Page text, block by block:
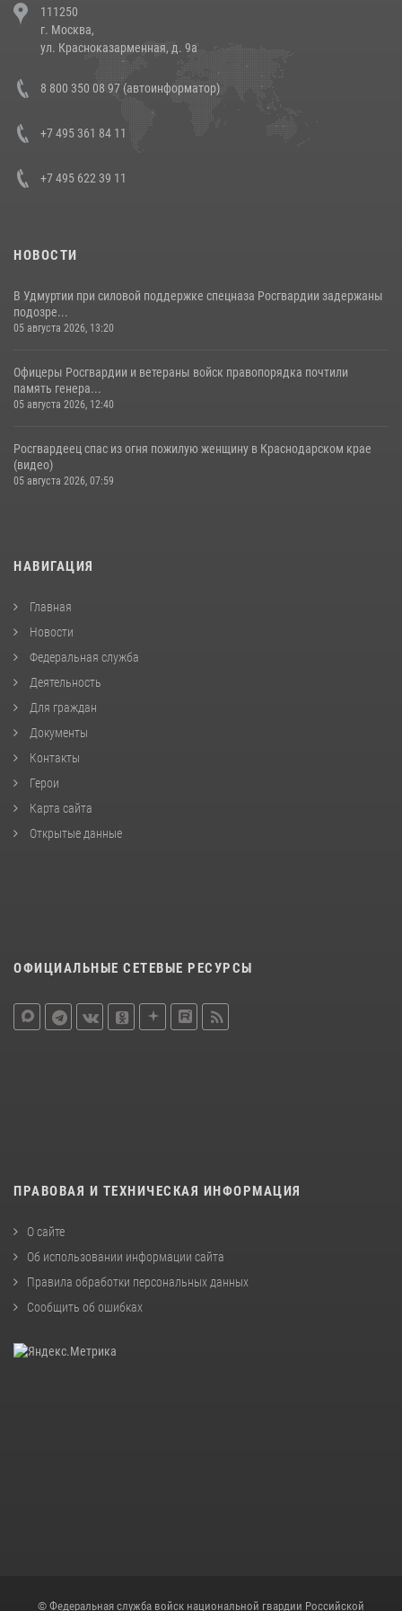
напавших на бригаду скорой помощи (видео)
14 июля 2026, 12:20
В Росгвардии прошла военно-научная конференция по обобщению
боевого опыта
111250
г. Москва,
ул. Красноказарменная, д. 9а
8 800 350 08 97 (автоинформатор)
+7 495 361 84 11
+7 495 622 39 11
НОВОСТИ
В Удмуртии при силовой поддержке спецназа Росгвардии задержаны
подозре...
05 августа 2026, 13:20
Офицеры Росгвардии и ветераны войск правопорядка почтили
память генера...
05 августа 2026, 12:40
Росгвардеец спас из огня пожилую женщину в Краснодарском крае
(видео)
05 августа 2026, 07:59
НАВИГАЦИЯ
Главная
Новости
Федеральная служба
Деятельность
Для граждан
Документы
Контакты
Герои
Карта сайта
Открытые данные
ОФИЦИАЛЬНЫЕ СЕТЕВЫЕ РЕСУРСЫ
ПРАВОВАЯ И ТЕХНИЧЕСКАЯ ИНФОРМАЦИЯ
О сайте
Об использовании информации сайта
Правила обработки персональных данных
Сообщить об ошибках
© Федеральная служба войск национальной гвардии Российской